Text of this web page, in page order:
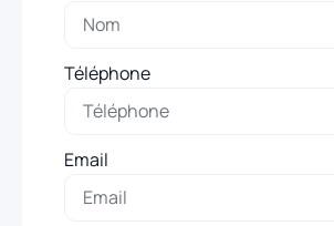
Téléphone
Email